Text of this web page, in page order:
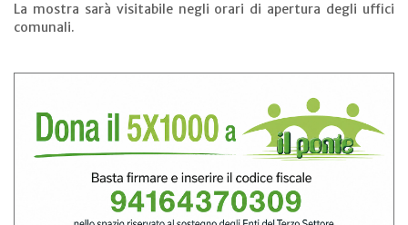
La mostra sarà visitabile negli orari di apertura degli uffici
comunali.